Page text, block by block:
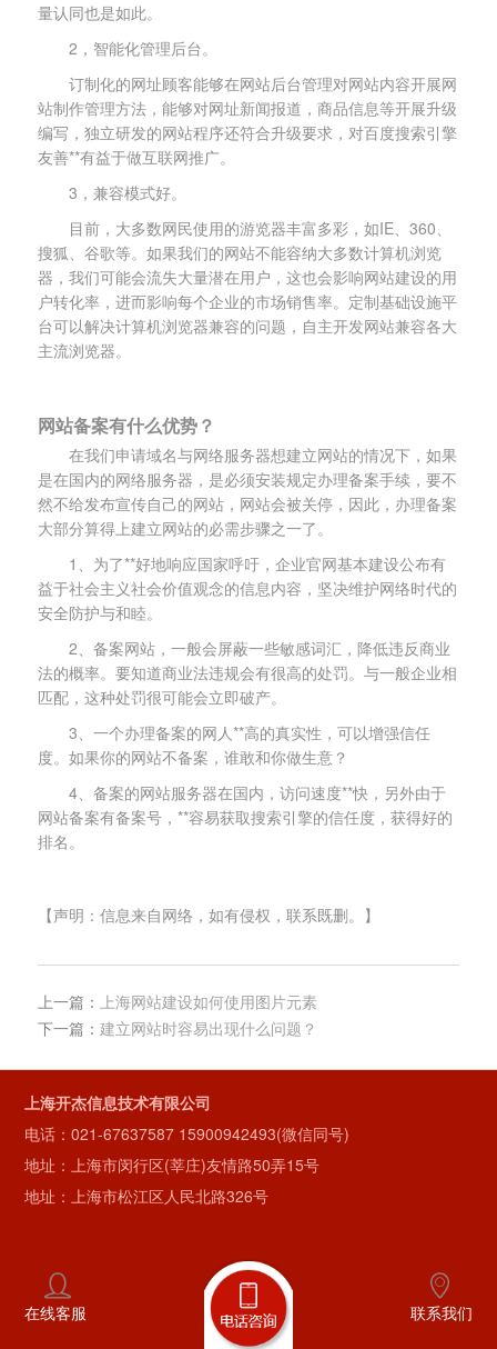
量认同也是如此。
2，智能化管理后台。
订制化的网址顾客能够在网站后台管理对网站内容开展网
站制作管理方法，能够对网址新闻报道，商品信息等开展升级
编写，独立研发的网站程序还符合升级要求，对百度搜索引擎
友善**有益于做互联网推广。
3，兼容模式好。
目前，大多数网民使用的游览器丰富多彩，如IE、360、
搜狐、谷歌等。如果我们的网站不能容纳大多数计算机浏览
器，我们可能会流失大量潜在用户，这也会影响网站建设的用
户转化率，进而影响每个企业的市场销售率。定制基础设施平
台可以解决计算机浏览器兼容的问题，自主开发网站兼容各大
主流浏览器。
网站备案有什么优势？
在我们申请域名与网络服务器想建立网站的情况下，如果
是在国内的网络服务器，是必须安装规定办理备案手续，要不
然不给发布宣传自己的网站，网站会被关停，因此，办理备案
大部分算得上建立网站的必需步骤之一了。
1、为了**好地响应国家呼吁，企业官网基本建设公布有
益于社会主义社会价值观念的信息内容，坚决维护网络时代的
安全防护与和睦。
2、备案网站，一般会屏蔽一些敏感词汇，降低违反商业
法的概率。要知道商业法违规会有很高的处罚。与一般企业相
匹配，这种处罚很可能会立即破产。
3、一个办理备案的网人**高的真实性，可以增强信任
度。如果你的网站不备案，谁敢和你做生意？
4、备案的网站服务器在国内，访问速度**快，另外由于
网站备案有备案号，**容易获取搜索引擎的信任度，获得好的
排名。
【声明：信息来自网络，如有侵权，联系既删。】
上一篇： 上海网站建设如何使用图片元素
下一篇： 建立网站时容易出现什么问题？
上海开杰信息技术有限公司
电话：021-67637587 15900942493(微信同号)
地址：上海市闵行区(莘庄)友情路50弄15号
地址：上海市松江区人民北路326号
在线客服 联系我们